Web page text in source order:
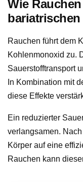
Wie
Rauchen führt dem
Kohlenmonoxid zu.
Sauerstofftransport
In Kombination mit
diese Effekte
Ein reduzierter
verlangsamen.
Körper auf eine
Rauchen kann